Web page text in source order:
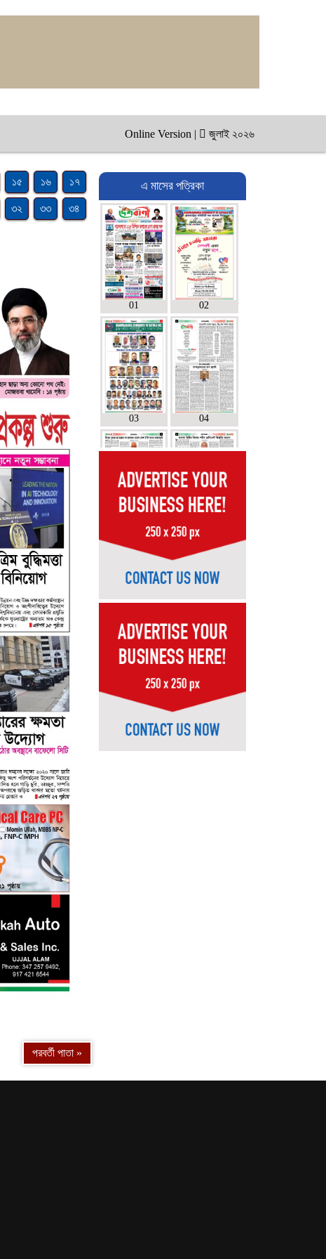
Online Version | জুলাই ২০২৬
১৫ ১৬ ১৭
৩২ ৩৩ ৩৪
পরবর্তী পাতা »
এ মাসের পত্রিকা
01 02
03 04
06